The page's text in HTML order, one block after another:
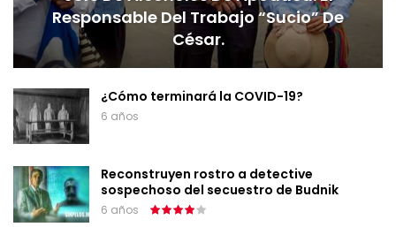
Responsable Del Trabajo “sucio” De
César.
¿Cómo terminará la COVID-19?
6 años
Reconstruyen rostro a detective
sospechoso del secuestro de Budnik
6 años